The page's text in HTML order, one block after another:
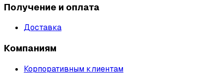
Получение и оплата
Доставка
Компаниям
Корпоративным клиентам